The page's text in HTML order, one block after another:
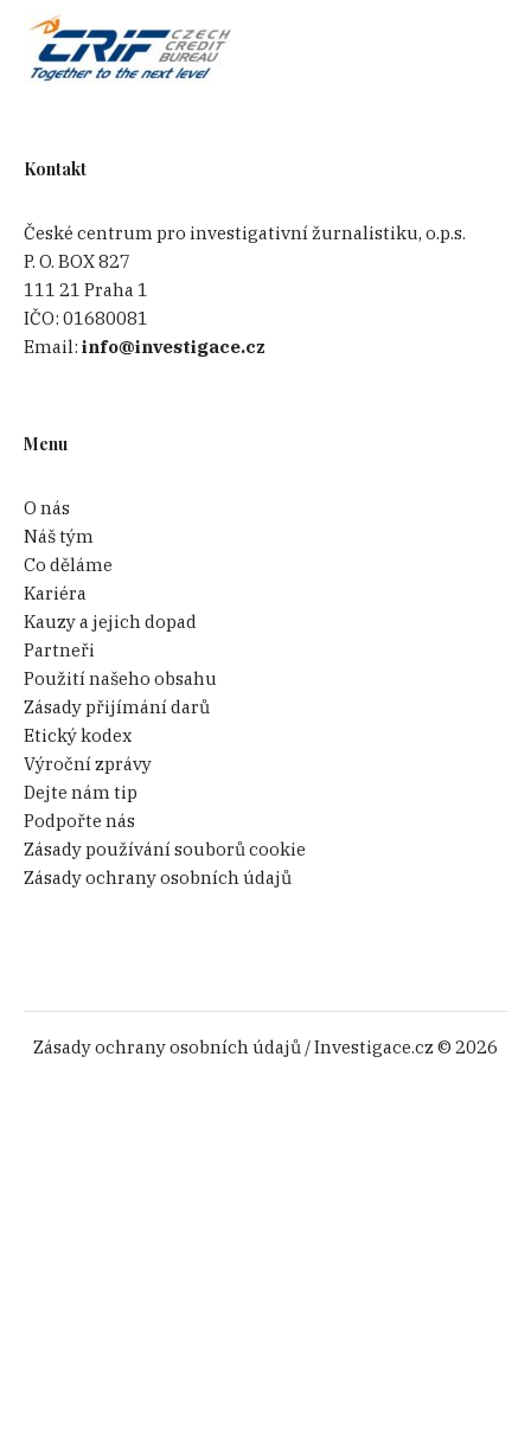
Kontakt
České centrum pro investigativní žurnalistiku, o.p.s.
P. O. BOX 827
111 21 Praha 1
IČO:01680081
Email:info@investigace.cz
Menu
O nás
Náš tým
Co děláme
Kariéra
Kauzy a jejich dopad
Partneři
Použití našeho obsahu
Zásady přijímání darů
Etický kodex
Výroční zprávy
Dejte nám tip
Podpořte nás
Zásady používání souborů cookie
Zásady ochrany osobních údajů
Zásady ochrany osobních údajů / Investigace.cz © 2026